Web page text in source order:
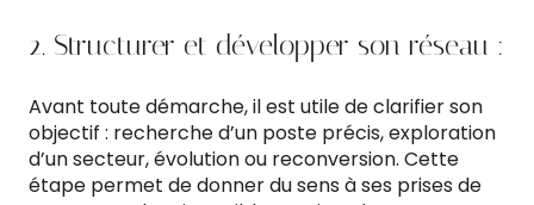
2. Structurer et développer son réseau :
Avant toute démarche, il est utile de clarifier son
objectif : recherche d’un poste précis, exploration
d’un secteur, évolution ou reconversion. Cette
étape permet de donner du sens à ses prises de